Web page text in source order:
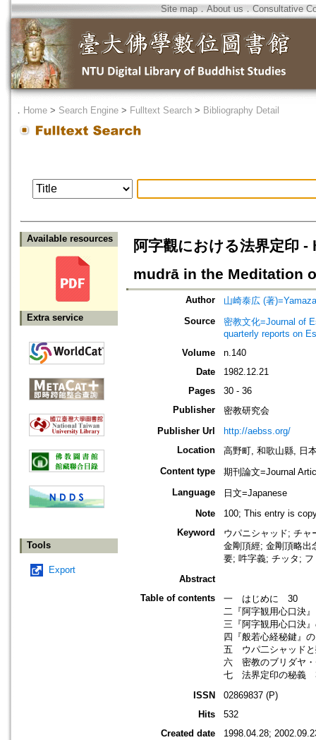
Site map．About us ． Consultative
． Home > Search Engine > Fulltext Search > Bibliography Detail
Available resources
Extra service
Tools
Export
阿字觀における法界定印
mudrā in the Meditation
Author
山崎泰広 (著
Source
密教文化=Journal of
quarterly reports on
Volume
n.140
Date
1982.12.21
Pages
30 - 36
Publisher
密教研究会
Publisher Url
http://aebss.org/
Location
高野町, 和歌山縣, 日
Content type
期刊論文=Journal
Language
日文=Japanese
Note
100; This entry is
Keyword
ウパニシャッド; チ
金剛頂經; 金剛頂略出
要; 吽字義; チッタ;
Abstract
Table of contents
一 はじめに 30
二『阿字観用心口決
三『阿字観用心口決
四『般若心経秘鍵』
五 ウパ二シャッド
六 密教のブリダヤ
七 法界定印の秘義
ISSN
02869837 (P)
Hits
532
Created date
1998.04.28;